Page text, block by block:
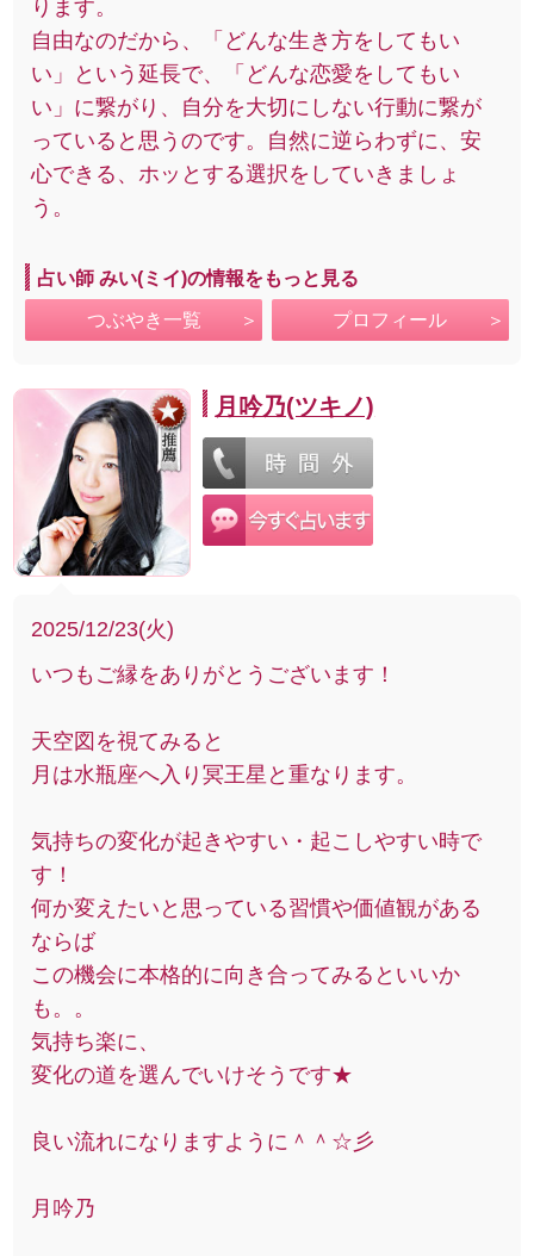
ります。
自由なのだから、「どんな生き方をしてもい
い」という延長で、「どんな恋愛をしてもい
い」に繋がり、自分を大切にしない行動に繋が
っていると思うのです。自然に逆らわずに、安
心できる、ホッとする選択をしていきましょ
う。
占い師 みい(ミイ)の情報をもっと見る
つぶやき一覧 プロフィール
月吟乃(ツキノ)
2025/12/23(火)
いつもご縁をありがとうございます！
天空図を視てみると
月は水瓶座へ入り冥王星と重なります。
気持ちの変化が起きやすい・起こしやすい時で
す！
何か変えたいと思っている習慣や価値観がある
ならば
この機会に本格的に向き合ってみるといいか
も。。
気持ち楽に、
変化の道を選んでいけそうです★
良い流れになりますように＾＾☆彡
月吟乃